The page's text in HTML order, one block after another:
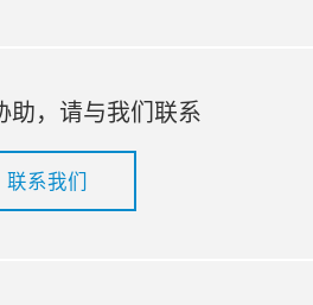
助，请与我们联系
联系我们